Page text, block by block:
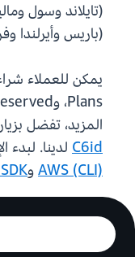
‏(تايلاند وسول
‏(باريس وأيرلندا
المزيد، تفضل
C6id لدينا. لبدء
AWS (CLI)و